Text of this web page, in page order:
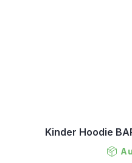
Kinder Hoodie